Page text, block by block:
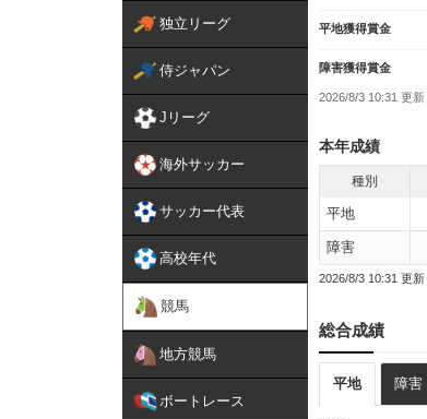
独立リーグ
侍ジャパン
Jリーグ
海外サッカー
サッカー代表
高校年代
競馬
地方競馬
ボートレース
平地獲得賞金
障害獲得賞金
2026/8/3 10:31 更新
本年成績
種別
平地
障害
2026/8/3 10:31 更新
総合成績
平地 障害